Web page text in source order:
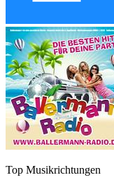
Top Musikrichtungen